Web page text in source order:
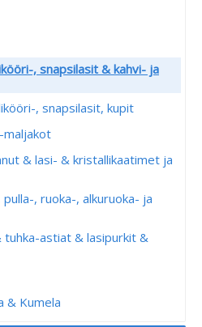
, snapsilasit & kahvi- ja
, snapsilasit, kupit
maljakot
& lasi- & kristallikaatimet ja
, ruoka-, alkuruoka- ja
astiat & lasipurkit &
& Kumela